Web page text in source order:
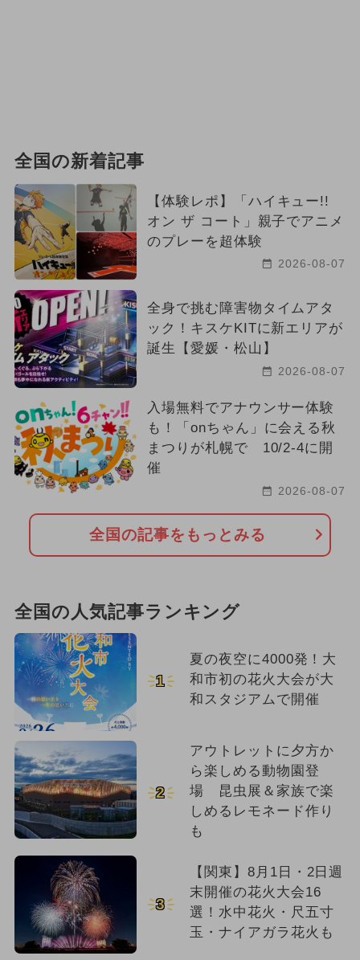
全国の新着記事
【体験レポ】「ハイキュー!!
オン ザ コート」親子でアニメ
のプレーを超体験
2026-08-07
全身で挑む障害物タイムアタ
ック！キスケKITに新エリアが
誕生【愛媛・松山】
2026-08-07
入場無料でアナウンサー体験
も！「onちゃん」に会える秋
まつりが札幌で 10/2-4に開
催
2026-08-07
全国の記事をもっとみる
全国の人気記事ランキング
1
夏の夜空に4000発！大
和市初の花火大会が大
和スタジアムで開催
2
アウトレットに夕方か
ら楽しめる動物園登
場 昆虫展＆家族で楽
しめるレモネード作り
も
3
【関東】8月1日・2日週
末開催の花火大会16
選！水中花火・尺五寸
玉・ナイアガラ花火も